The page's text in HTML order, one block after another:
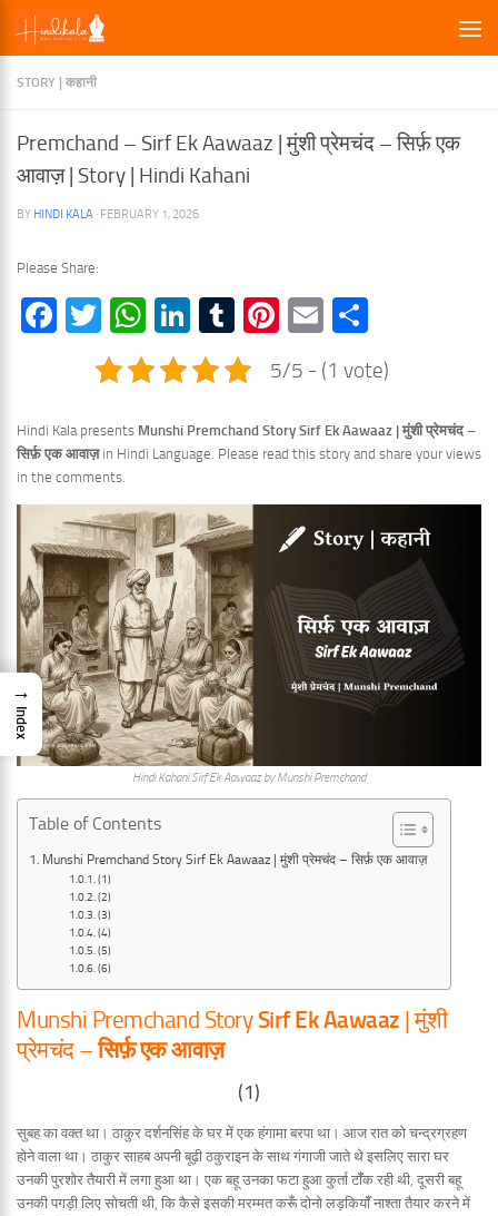
Skip to content
STORY | कहानी
Premchand – Sirf Ek Aawaaz | मुंशी प्रेमचंद – सिर्फ़ एक
आवाज़ | Story | Hindi Kahani
BY HINDI KALA · FEBRUARY 1, 2026
Please Share:
Facebook
TwitterWhatsApp
LinkedIn
TumblrPinterest
Email
5/5 - (1 vote)
Hindi Kala presents Munshi Premchand Story Sirf Ek Aawaaz | मुंशी प्रेमचंद –
सिर्फ़ एक आवाज़in Hindi Language. Please read this story and share your views
in the comments.
Hindi Kahani Sirf Ek Aawaaz by Munshi Premchand
Table of Contents
Munshi Premchand Story Sirf Ek Aawaaz | मुंशी प्रेमचंद – सिर्फ़ एक आवाज़
(1)
(2)
(3)
(4)
(5)
(6)
Munshi Premchand StorySirf Ek Aawaaz | मुंशी
प्रेमचंद –सिर्फ़ एक आवाज़
(1)
सुबह का वक्त था। ठाकुर दर्शनसिंह के घर में एक हंगामा बरपा था। आज रात को चन्द्रग्रहण
होने वाला था। ठाकुर साहब अपनी बूढ़ी ठकुराइन के साथ गंगाजी जाते थे इसलिए सारा घर
उनकी पुरशोर तैयारी में लगा हुआ था। एक बहू उनका फटा हुआ कुर्ता टॉँक रही थी, दूसरी बहू
उनकी पगड़ी लिए सोचती थी, कि कैसे इसकी मरम्मत करूँं दोनो लड़कियॉँ नाश्ता तैयार करने में
→
Index